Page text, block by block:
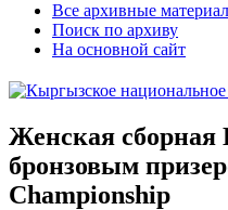
Все архивные
Поиск по архиву
На основной сайт
Женская сборная
бронзовым
Championship